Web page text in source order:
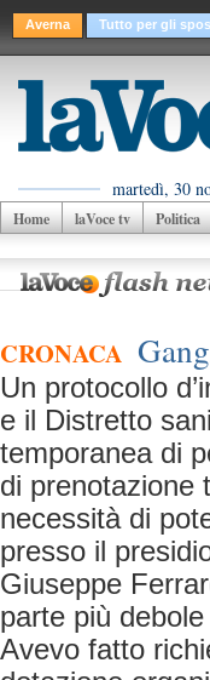
Averna Tutto per gli
martedì, 30
Home laVoce tv Politica
CRONACA
Un protocollo
e il Distretto
temporanea di
di prenotazione
necessità di
presso il
Giuseppe
parte più
Avevo fatto